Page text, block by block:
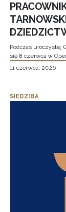
Podczas uroczystej
się 8 czerwca w
11 czerwca, 2026
SIEDZIBA